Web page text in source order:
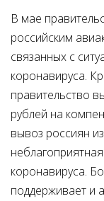
В мае
российским
связанных с
коронавируса.
правительство
рублей на
вывоз россиян
коронавируса.
поддерживает и